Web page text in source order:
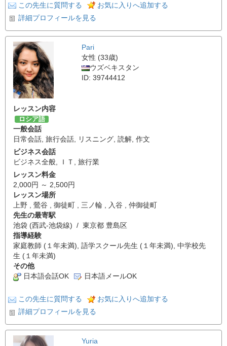
この先生に質問する
お気に入りへ追加する
詳細プロフィールを見る
Pari
女性 (33歳)
ウズベキスタン
ID: 39744412
レッスン内容
ロシア語
一般会話
日常会話, 旅行会話, リスニング, 読解, 作文
ビジネス会話
ビジネス全般, ＩＴ , 旅行業
レッスン料金
2,000円 ～ 2,500円
レッスン場所
上野 , 鶯谷 , 御徒町 , 三ノ輪 , 入谷 , 仲御徒町
先生の最寄駅
池袋 (西武-池袋線) / 東京都 豊島区
指導経験
家庭教師 (１年未満), 語学スクール先生 (１年未満), 中学校先
生 (１年未満)
その他
日本語会話OK
日本語メールOK
この先生に質問する
お気に入りへ追加する
詳細プロフィールを見る
Yuria